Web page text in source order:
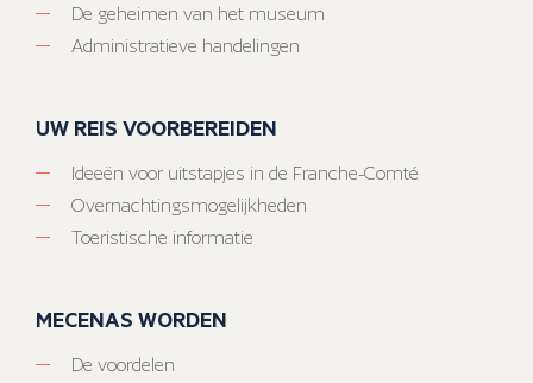
De geheimen van het museum
Administratieve handelingen
UW REIS VOORBEREIDEN
Ideeën voor uitstapjes in de Franche-Comté
Overnachtingsmogelijkheden
Toeristische informatie
MECENAS WORDEN
De voordelen